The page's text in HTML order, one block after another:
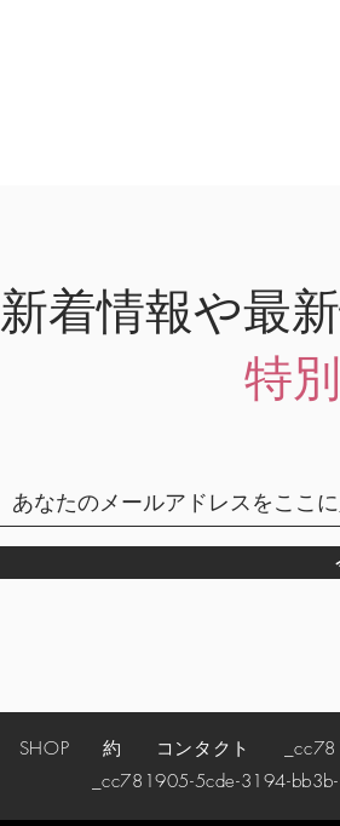
新着情報や最
特
SHOP 約 コンタクト
_cc781905-5cde-3194-